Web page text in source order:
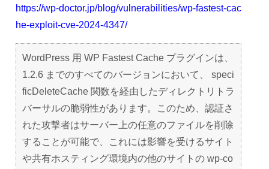
https://wp-doctor.jp/blog/vulnerabilities/wp-fastest-cac
he-exploit-cve-2024-4347/
WordPress 用 WP Fastest Cache プラグインは、
1.2.6 までのすべてのバージョンにおいて、 speci
ficDeleteCache 関数を経由したディレクトリトラ
バーサルの脆弱性があります。このため、認証さ
れた攻撃者はサーバー上の任意のファイルを削除
することが可能で、これには影響を受けるサイト
や共有ホスティング環境内の他のサイトの wp-co